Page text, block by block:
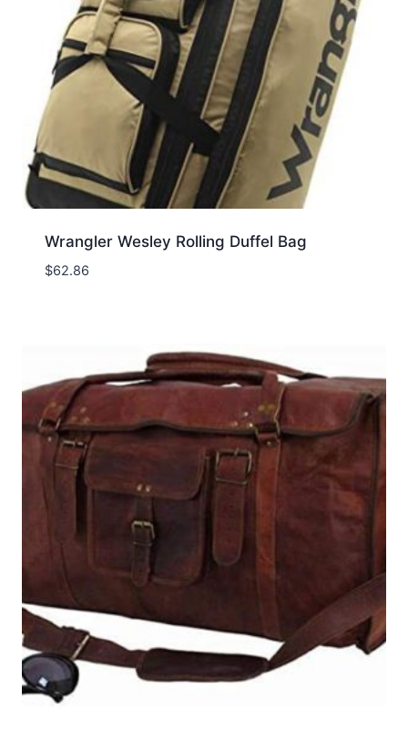
Wrangler Wesley Rolling Duffel Bag
$62.86